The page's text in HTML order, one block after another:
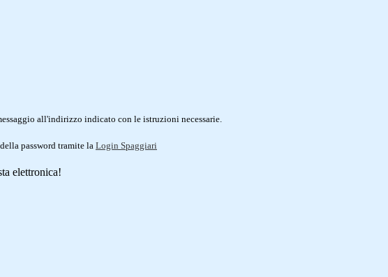
all'indirizzo indicato con le istruzioni necessarie.
password tramite la Login Spaggiari
elettronica!